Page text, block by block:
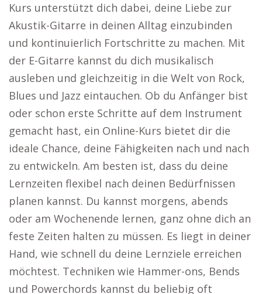
Kurs unterstützt dich dabei, deine Liebe zur
Akustik-Gitarre in deinen Alltag einzubinden
und kontinuierlich Fortschritte zu machen. Mit
der E-Gitarre kannst du dich musikalisch
ausleben und gleichzeitig in die Welt von Rock,
Blues und Jazz eintauchen. Ob du Anfänger bist
oder schon erste Schritte auf dem Instrument
gemacht hast, ein Online-Kurs bietet dir die
ideale Chance, deine Fähigkeiten nach und nach
zu entwickeln. Am besten ist, dass du deine
Lernzeiten flexibel nach deinen Bedürfnissen
planen kannst. Du kannst morgens, abends
oder am Wochenende lernen, ganz ohne dich an
feste Zeiten halten zu müssen. Es liegt in deiner
Hand, wie schnell du deine Lernziele erreichen
möchtest. Techniken wie Hammer-ons, Bends
und Powerchords kannst du beliebig oft